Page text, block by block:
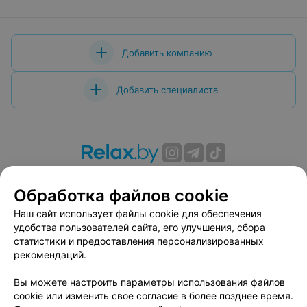
Добавить компанию
Добавить специалиста
Вакансии
Публичный договор
Способы оплаты
Публичный договор по использованию сервиса
«Афиша»
Пользовательское соглашение
Связаться по вопросам сотрудничества
Написать руководителю relax.by
Обработка файлов cookie
Наш сайт использует файлы cookie для обеспечения
удобства пользователей сайта, его улучшения, сбора
статистики и предоставления персонализированных
рекомендаций.
Вы можете настроить параметры использования файлов
cookie или изменить свое согласие в более позднее время.